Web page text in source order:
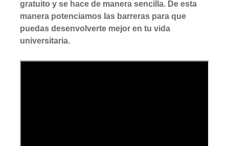
gratuito y se hace de manera sencilla. De esta
manera potenciamos las barreras para que
puedas desenvolverte mejor en tu vida
universitaria.